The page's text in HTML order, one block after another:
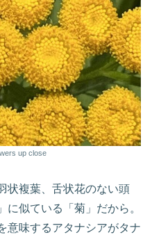
up close
状複葉、舌状花のない頭
似ている「菊」だから。
意味するアタナシアがタナ